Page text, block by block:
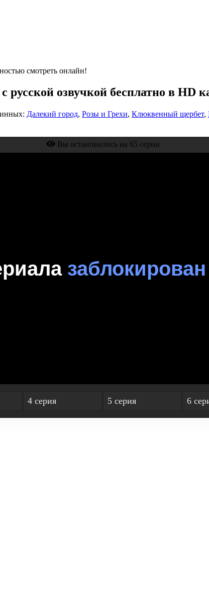
смотреть онлайн!
озвучкой бесплатно в HD
Далекий город, Розы и Грехи, Клюквенный щербет,
Вы остановились на 65 серии
4 серия 5 серия 6